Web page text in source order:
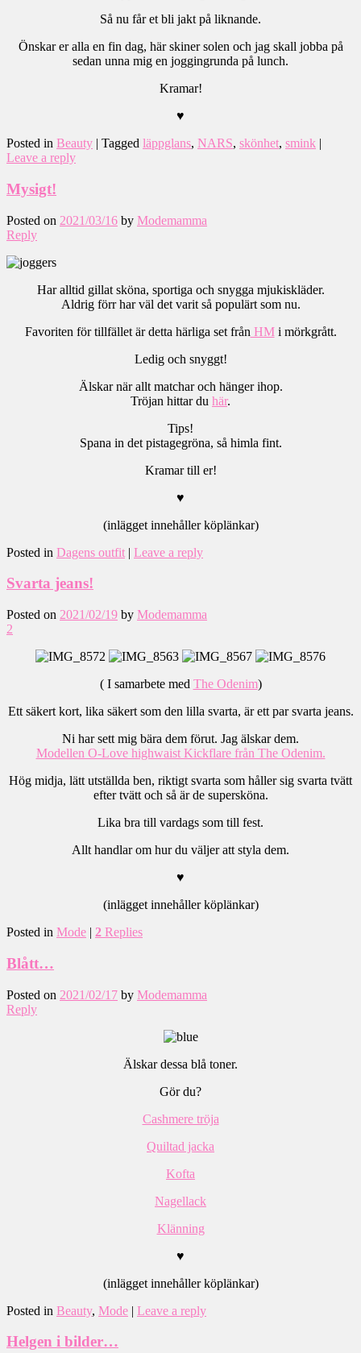
Så nu får et bli jakt på liknande.
Önskar er alla en fin dag, här skiner solen och jag skall jobba på
sedan unna mig en joggingrunda på lunch.
Kramar!
♥
Posted in Beauty | Tagged läppglans, NARS, skönhet, smink |
Leave a reply
Mysigt!
Posted on 2021/03/16 by Modemamma
Reply
Har alltid gillat sköna, sportiga och snygga mjukiskläder.
Aldrig förr har väl det varit så populärt som nu.
Favoriten för tillfället är detta härliga set från HMi mörkgrått.
Ledig och snyggt!
Älskar när allt matchar och hänger ihop.
Tröjan hittar du här.
Tips!
Spana in det pistagegröna, så himla fint.
Kramar till er!
♥
(inlägget innehåller köplänkar)
Posted in Dagens outfit | Leave a reply
Svarta jeans!
Posted on 2021/02/19 by Modemamma
2
( I samarbete med The Odenim)
Ett säkert kort, lika säkert som den lilla svarta, är ett par svarta jeans.
Ni har sett mig bära dem förut. Jag älskar dem.
Modellen O-Love highwaist Kickflare från The Odenim.
Hög midja, lätt utställda ben, riktigt svarta som håller sig svarta tvätt
efter tvätt och så är de supersköna.
Lika bra till vardags som till fest.
Allt handlar om hur du väljer att styla dem.
♥
(inlägget innehåller köplänkar)
Posted in Mode | 2 Replies
Blått…
Posted on 2021/02/17 by Modemamma
Reply
Älskar dessa blå toner.
Gör du?
Cashmere tröja
Quiltad jacka
Kofta
Nagellack
Klänning
♥
(inlägget innehåller köplänkar)
Posted in Beauty, Mode | Leave a reply
Helgen i bilder…